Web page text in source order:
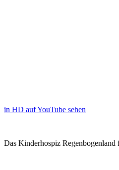
in HD auf YouTube sehen
Das Kinderhospiz Regenbogenland